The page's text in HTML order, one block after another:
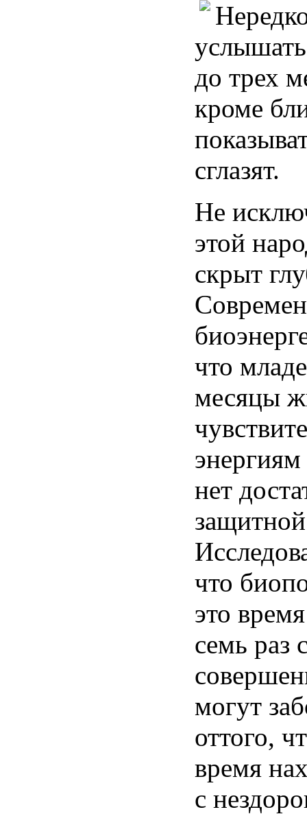
до трех
кроме
сглазят.
Не
этой
скрыт
что
месяцы
нет
что
это
семь раз
могут
оттого,
время
с